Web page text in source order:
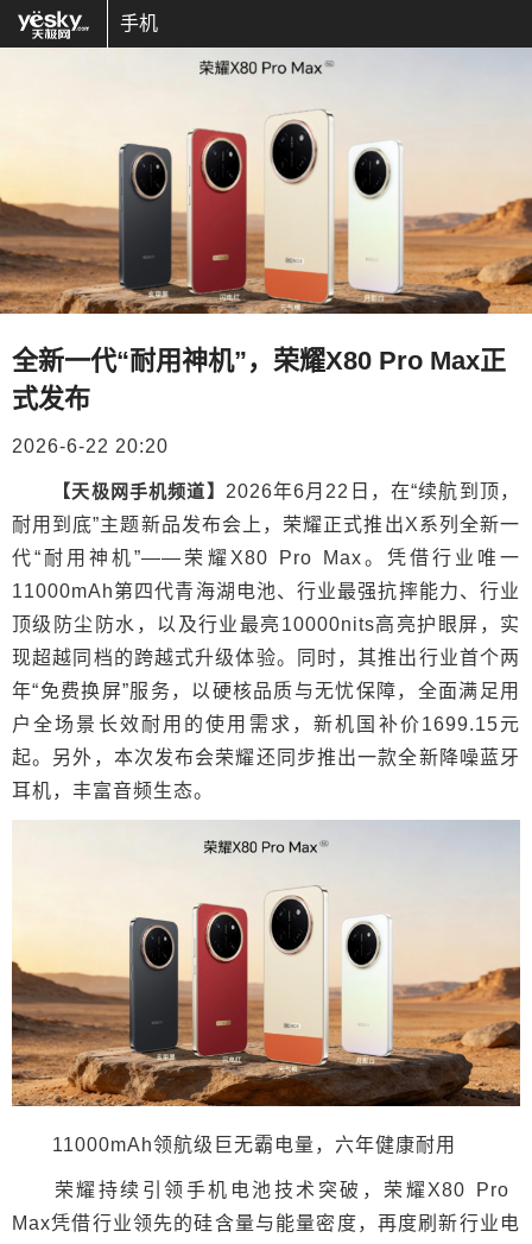
手机
全新一代“耐用神机”，荣耀X80 Pro Max正
式发布
2026-6-22 20:20
【天极网手机频道】 2026年6月22日，在“续航到顶，
耐用到底”主题新品发布会上，荣耀正式推出X系列全新一
代“耐用神机”——荣耀X80 Pro Max。凭借行业唯一
11000mAh第四代青海湖电池、行业最强抗摔能力、行业
顶级防尘防水，以及行业最亮10000nits高亮护眼屏，实
现超越同档的跨越式升级体验。同时，其推出行业首个两
年“免费换屏”服务，以硬核品质与无忧保障，全面满足用
户全场景长效耐用的使用需求，新机国补价1699.15元
起。另外，本次发布会荣耀还同步推出一款全新降噪蓝牙
耳机，丰富音频生态。
11000mAh领航级巨无霸电量，六年健康耐用
荣耀持续引领手机电池技术突破，荣耀X80 Pro
Max凭借行业领先的硅含量与能量密度，再度刷新行业电